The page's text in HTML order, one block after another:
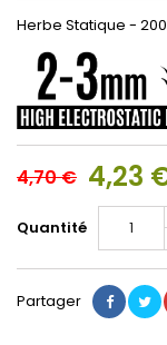
Herbe Statique -
4,70 € 4,23
Quantité
Partager